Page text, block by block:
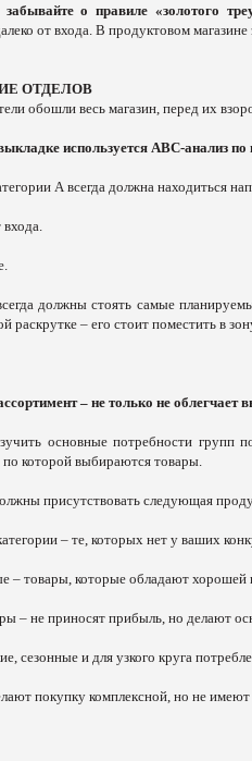
о правиле «золотого
от входа. В продуктовом
ОТДЕЛОВ
обошли весь магазин, перед их
используется АВС-анализ по
А всегда должна находиться
должны стоять самые
раскрутке – его стоит поместить в
– не только не облегчает
основные потребности групп
по которой выбираются товары.
присутствовать следующая
– те, которых нет у ваших
– товары, которые обладают хорошей
– не приносят прибыль, но делают
сезонные и для узкого круга
покупку комплексной, но не